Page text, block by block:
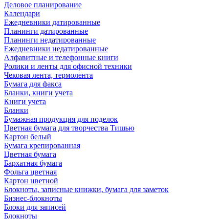
Деловое планирование
Календари
Ежедневники датированные
Планинги датированные
Планинги недатированные
Ежедневники недатированные
Алфавитные и телефонные книги
Ролики и ленты для офисной техники
Чековая лента, термолента
Бумага для факса
Бланки, книги учета
Книги учета
Бланки
Бумажная продукция для поделок
Цветная бумага для творчества Тишью
Картон белый
Бумага крепированная
Цветная бумага
Бархатная бумага
Фольга цветная
Картон цветной
Блокноты, записные книжки, бумага для заметок
Бизнес-блокноты
Блоки для записей
Блокноты